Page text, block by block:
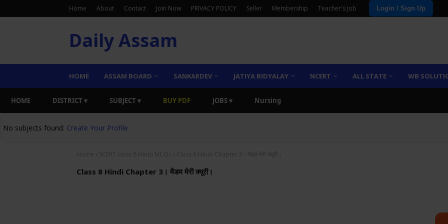
Home About Contact Join Now PRIVACY POLICY Seller Membership Teacher's Job Login / Sign Up
Daily Assam
HOME ASSAM BOARD SANKARDEV JATIYA BIDYALAY NCERT ALL STATE WB
HOME DISTRICT ▾ SUBJECT ▾ BUY PDF JOBS ▾ Nursing
No subjects found. Create Your Profile
Class 8 Hindi Chapter 3। मैडम मेरी क्यूरी।